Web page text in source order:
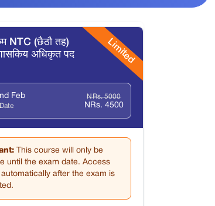
NTC (छैठौ तह)
अधिकृत पद
Limited
Feb NRs. 5000
NRs. 4500
This course will only be
until the exam date. Access
after the exam is